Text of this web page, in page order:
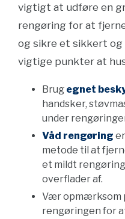
vigtigt at udføre en
rengøring for at
og sikre et sikkert og
vigtige punkter at
Brug egnet
handsker,
under
Våd rengøring
metode til at
et mildt
overflader af.
Vær opmærksom
rengøringen for